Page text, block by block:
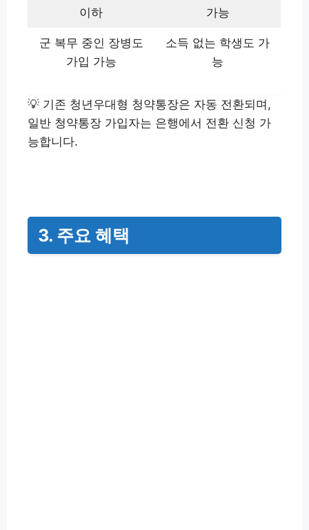
이하
가능
군 복무 중인 장병도
가입 가능
소득 없는 학생도 가
능
💡 기존 청년우대형 청약통장은 자동 전환되며,
일반 청약통장 가입자는 은행에서 전환 신청 가
능합니다.
3. 주요 혜택